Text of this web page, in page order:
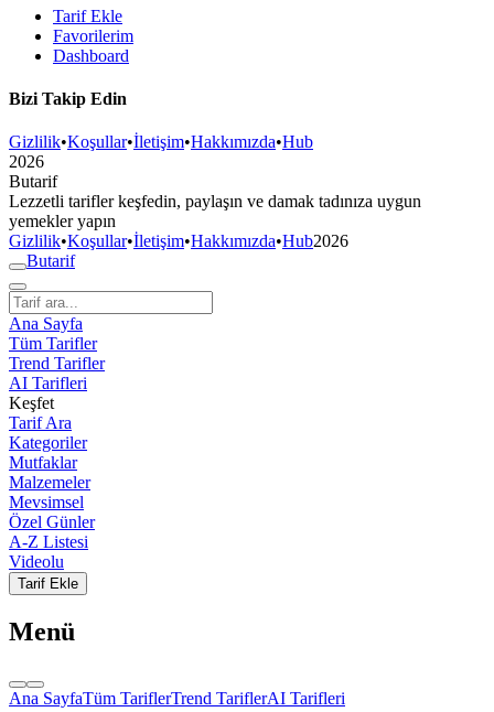
Tarif Ekle
Favorilerim
Dashboard
Bizi Takip Edin
Gizlilik•Koşullar•İletişim•Hakkımızda•Hub
2026
Butarif
Lezzetli tarifler keşfedin, paylaşın ve damak tadınıza uygun
yemekler yapın
Gizlilik•Koşullar•İletişim•Hakkımızda•Hub2026
Butarif
Ana Sayfa
Tüm Tarifler
Trend Tarifler
AI Tarifleri
Keşfet
Tarif Ara
Kategoriler
Mutfaklar
Malzemeler
Mevsimsel
Özel Günler
A-Z Listesi
Videolu
Tarif Ekle
Menü
Ana SayfaTüm TariflerTrend TariflerAI Tarifleri